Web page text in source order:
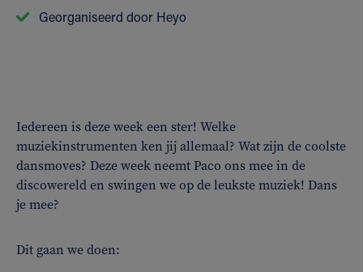
Georganiseerd door Heyo
Iedereen is deze week een ster! Welke
muziekinstrumenten ken jij allemaal? Wat zijn de coolste
dansmoves? Deze week neemt Paco ons mee in de
discowereld en swingen we op de leukste muziek! Dans
je mee?
Dit gaan we doen: